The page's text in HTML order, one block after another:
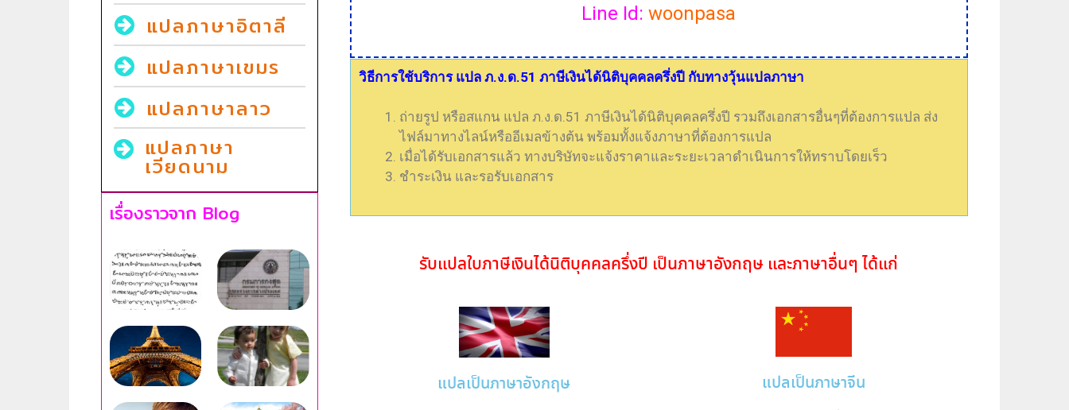
Line Id: woonpasa
วิธีการใช้บริการ แปล ภ.ง.ด.51 ภาษีเงินได้นิติบุคคลครึ่งปี กับทางวุ้นแปลภาษา
ถ่ายรูป หรือสแกน แปล ภ.ง.ด.51 ภาษีเงินได้นิติบุคคลครึ่งปี รวมถึงเอกสารอื่นๆที่ต้องการแปล ส่ง
ไฟล์มาทางไลน์หรืออีเมลข้างต้น พร้อมทั้งแจ้งภาษาที่ต้องการแปล
เมื่อได้รับเอกสารแล้ว ทางบริษัทจะแจ้งราคาและระยะเวลาดำเนินการให้ทราบโดยเร็ว
ชำระเงิน และรอรับเอกสาร
รับแปลใบภาษีเงินได้นิติบุคคลครึ่งปี เป็นภาษาอังกฤษ และภาษาอื่นๆ ได้แก่
แปลเป็นภาษาอังกฤษ แปลเป็นภาษาจีน
แปลภาษาอิตาลี
แปลภาษาเขมร
แปลภาษาลาว
แปลภาษา
เวียดนาม
เรื่องราวจาก Blog